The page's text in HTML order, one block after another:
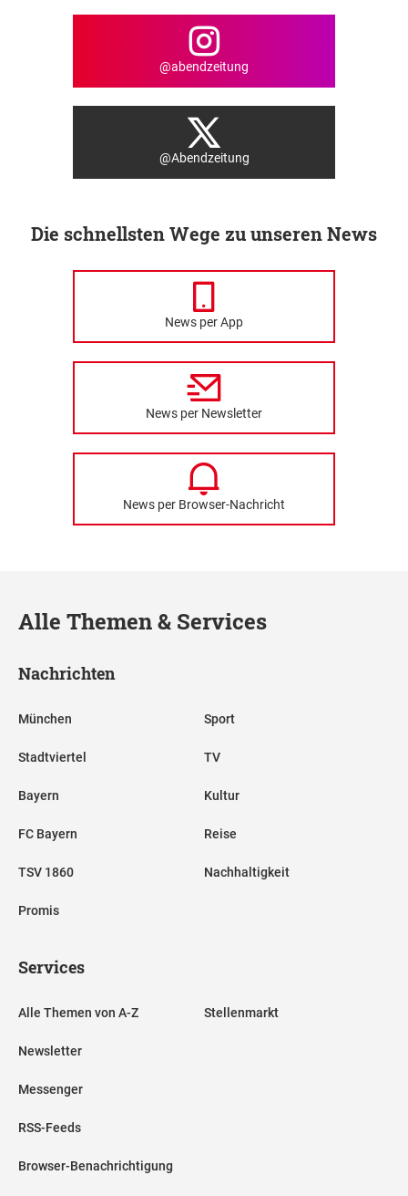
@abendzeitung
@Abendzeitung
Die schnellsten Wege zu unseren News
News per App
News per Newsletter
News per Browser-Nachricht
Alle Themen & Services
Nachrichten
München
Stadtviertel
Bayern
FC Bayern
TSV 1860
Promis
Sport
TV
Kultur
Reise
Nachhaltigkeit
Services
Alle Themen von A-Z
Newsletter
Messenger
RSS-Feeds
Browser-Benachrichtigung
Stellenmarkt